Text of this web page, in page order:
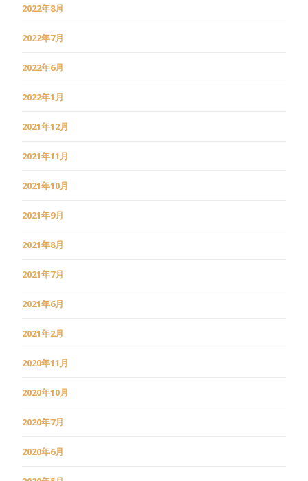
2022年8月
2022年7月
2022年6月
2022年1月
2021年12月
2021年11月
2021年10月
2021年9月
2021年8月
2021年7月
2021年6月
2021年2月
2020年11月
2020年10月
2020年7月
2020年6月